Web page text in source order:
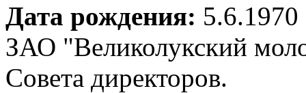
Дата рождения: 5.6.1970
ЗАО "Великолукский
Совета директоров.